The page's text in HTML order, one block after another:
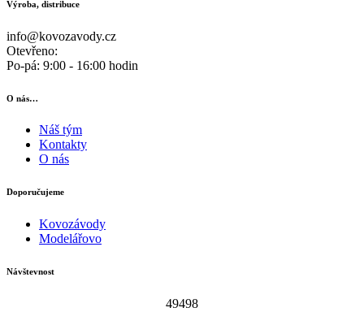
Výroba, distribuce
info@kovozavody.cz
Otevřeno:
Po-pá: 9:00 - 16:00 hodin
O nás…
Náš tým
Kontakty
O nás
Doporučujeme
Kovozávody
Modelářovo
Návštevnost
49498